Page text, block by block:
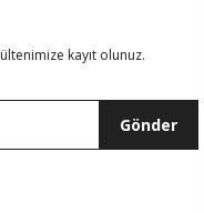
kayıt olunuz.
Gönder